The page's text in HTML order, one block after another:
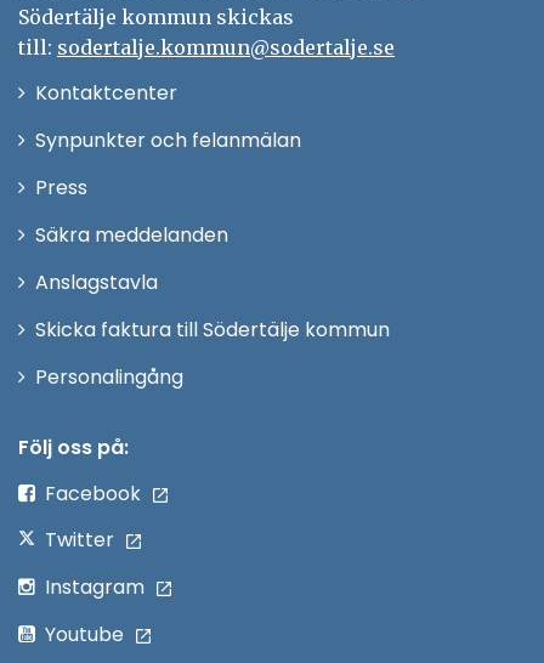
Södertälje kommun skickas
till: sodertalje.kommun@sodertalje.se
KontaktcenterÖppna
Synpunkter och felanmälan
Press
fönster
Säkra meddelanden
Anslagstavla
Skicka faktura till Södertälje kommun
PersonalingångÖppna
Följ oss på:
Facebook
Twitter
Instagram
Youtube